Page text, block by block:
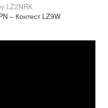
LZ2NRK
– Контест LZ9W